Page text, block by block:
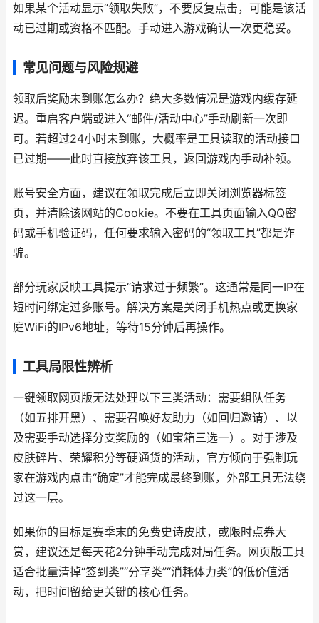
如果某个活动显示“领取失败”，不要反复点击，可能是该活
动已过期或资格不匹配。手动进入游戏确认一次更稳妥。
常见问题与风险规避
领取后奖励未到账怎么办？绝大多数情况是游戏内缓存延
迟。重启客户端或进入“邮件/活动中心”手动刷新一次即
可。若超过24小时未到账，大概率是工具读取的活动接口
已过期——此时直接放弃该工具，返回游戏内手动补领。
账号安全方面，建议在领取完成后立即关闭浏览器标签
页，并清除该网站的Cookie。不要在工具页面输入QQ密
码或手机验证码，任何要求输入密码的“领取工具”都是诈
骗。
部分玩家反映工具提示“请求过于频繁”。这通常是同一IP在
短时间绑定过多账号。解决方案是关闭手机热点或更换家
庭WiFi的IPv6地址，等待15分钟后再操作。
工具局限性辨析
一键领取网页版无法处理以下三类活动：需要组队任务
（如五排开黑）、需要召唤好友助力（如回归邀请）、以
及需要手动选择分支奖励的（如宝箱三选一）。对于涉及
皮肤碎片、荣耀积分等硬通货的活动，官方倾向于强制玩
家在游戏内点击“确定”才能完成最终到账，外部工具无法绕
过这一层。
如果你的目标是赛季末的免费史诗皮肤，或限时点券大
赏，建议还是每天花2分钟手动完成对局任务。网页版工具
适合批量清掉“签到类”“分享类”“消耗体力类”的低价值活
动，把时间留给更关键的核心任务。